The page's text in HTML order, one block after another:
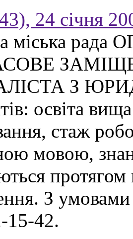
24 січня
міська
З
освіта
стаж
мовою,
протягом
З
15-42.